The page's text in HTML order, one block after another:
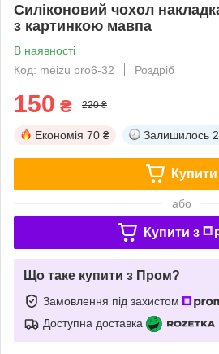
Силіконовий чохол
з картинкою мавпа
В наявності
Код: meizu pro6-32
Роздріб
150 ₴ 220 ₴
Економія 70 ₴ Залишилось
Купити
або
Купити з
Що таке купити з Пром?
Замовлення під захистом
Доступна доставка